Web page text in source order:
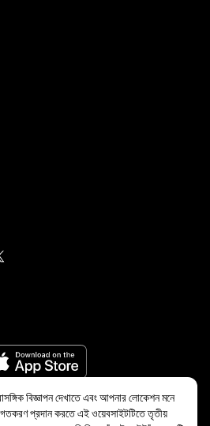
বিজ্ঞাপন দেখাতে এবং আপনার লোকেশন মনে
প্রদান করতে এই ওয়েবসাইটটিতে তৃতীয়